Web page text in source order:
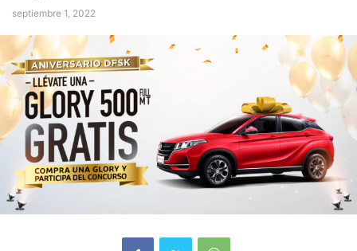
septiembre 1, 2022